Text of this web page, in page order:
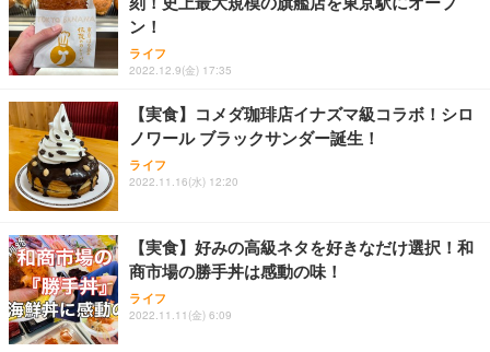
ン！
ライフ
2022.12.9(金) 17:35
【実食】コメダ珈琲店イナズマ級コラボ！シロ
ノワール ブラックサンダー誕生！
ライフ
2022.11.16(水) 12:20
【実食】好みの高級ネタを好きなだけ選択！和
商市場の勝手丼は感動の味！
ライフ
2022.11.11(金) 6:09